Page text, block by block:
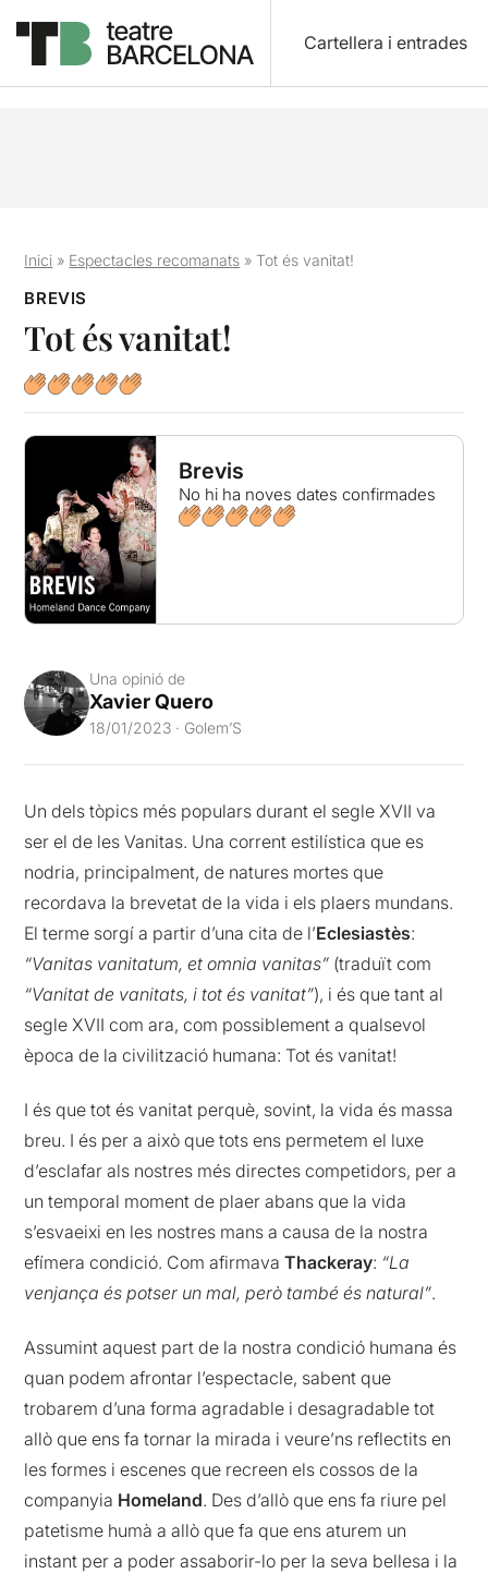
Cartellera i entrades
Inici » Espectacles recomanats »Tot és vanitat!
BREVIS
Tot és vanitat!
Brevis
No hi ha noves dates confirmades
Una opinió de
Xavier Quero
18/01/2023 · Golem’S
Un dels tòpics més populars durant el segle XVII va
ser el de les Vanitas. Una corrent estilística que es
nodria, principalment, de natures mortes que
recordava la brevetat de la vida i els plaers mundans.
El terme sorgí a partir d’una cita de l’Eclesiastès:
“Vanitas vanitatum, et omnia vanitas” (traduït com
“Vanitat de vanitats, i tot és vanitat”), i és que tant al
segle XVII com ara, com possiblement a qualsevol
època de la civilització humana: Tot és vanitat!
I és que tot és vanitat perquè, sovint, la vida és massa
breu. I és per a això que tots ens permetem el luxe
d’esclafar als nostres més directes competidors, per a
un temporal moment de plaer abans que la vida
s’esvaeixi en les nostres mans a causa de la nostra
efímera condició. Com afirmavaThackeray: “La
venjança és potser un mal, però també és natural”.
Assumint aquest part de la nostra condició humana és
quan podem afrontar l’espectacle, sabent que
trobarem d’una forma agradable i desagradable tot
allò que ens fa tornar la mirada i veure’ns reflectits en
les formes i escenes que recreen els cossos de la
companyia Homeland. Des d’allò que ens fa riure pel
patetisme humà a allò que fa que ens aturem un
instant per a poder assaborir-lo per la seva bellesa i la